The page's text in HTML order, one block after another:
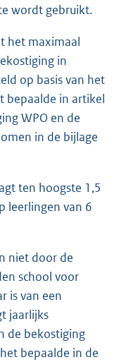
wordt gebruikt.
het maximaal
in
op basis van het
bepaalde in artikel
WPO en de
in de bijlage
ten hoogste 1,5
leerlingen van 6
niet door de
school voor
is van een
jaarlijks
de bekostiging
bepaalde in de